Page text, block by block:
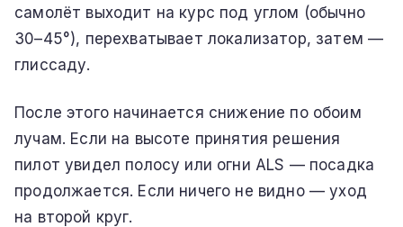
самолёт выходит на курс под углом (обычно
30–45°), перехватывает локализатор, затем —
глиссаду.
После этого начинается снижение по обоим
лучам. Если на высоте принятия решения
пилот увидел полосу или огни ALS — посадка
продолжается. Если ничего не видно — уход
на второй круг.